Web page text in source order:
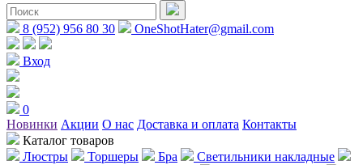
8 (952) 956 80 30 OneShotHater@gmail.com
Вход
0
Новинки Акции О нас Доставка и оплата Контакты
Каталог товаров
Люстры
Торшеры Бра
Светильники накладные